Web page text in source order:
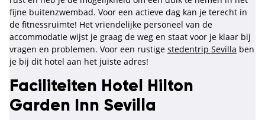
fijne buitenzwembad. Voor een actieve dag kan je terecht in
de fitnessruimte! Het vriendelijke personeel van de
accommodatie wijst je graag de weg en staat voor je klaar bij
vragen en problemen. Voor een rustige stedentrip Sevilla ben
je bij dit hotel aan het juiste adres!
Faciliteiten Hotel Hilton
Garden Inn Sevilla